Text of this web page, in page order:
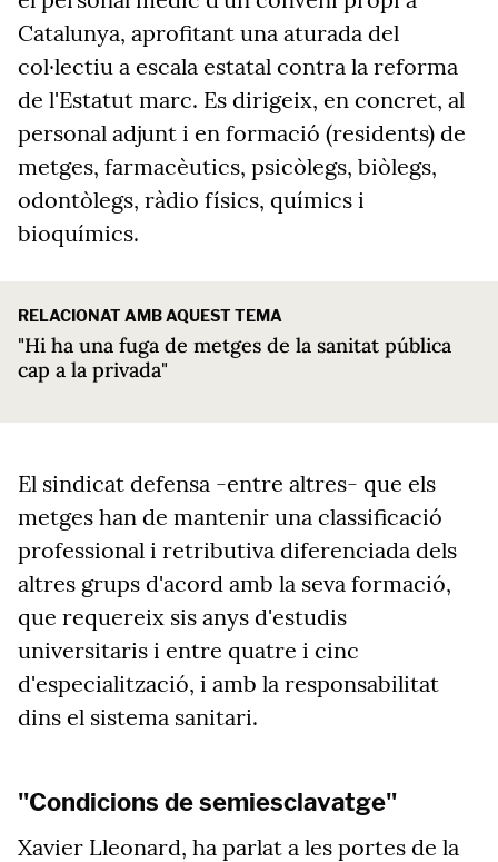
Catalunya, aprofitant una aturada del
col·lectiu a escala estatal contra la reforma
de l'Estatut marc. Es dirigeix, en concret, al
personal adjunt i en formació (residents) de
metges, farmacèutics, psicòlegs, biòlegs,
odontòlegs, ràdio físics, químics i
bioquímics.
RELACIONAT AMB AQUEST TEMA
"Hi ha una fuga de metges de la sanitat pública
cap a la privada"
El sindicat defensa -entre altres- que els
metges han de mantenir una classificació
professional i retributiva diferenciada dels
altres grups d'acord amb la seva formació,
que requereix sis anys d'estudis
universitaris i entre quatre i cinc
d'especialització, i amb la responsabilitat
dins el sistema sanitari.
"Condicions de semiesclavatge"
Xavier Lleonard, ha parlat a les portes de la